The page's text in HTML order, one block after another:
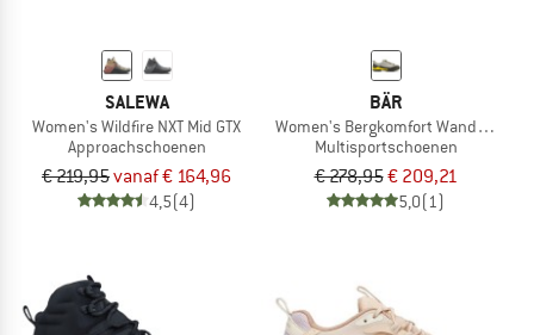
SALEWA
Women's Wildfire NXT Mid GTX
Approachschoenen
€ 219,95vanaf € 164,96
4,5(4)
BÄR
Women's Bergkomfort
Multisportschoenen
€ 278,95€ 209,21
5,0(1)